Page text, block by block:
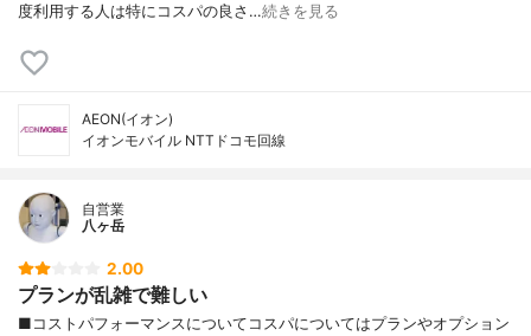
度利用する人は特にコスパの良さ…続きを見る
AEON(イオン)
イオンモバイル NTTドコモ回線
自営業
八ヶ岳
2.00
プランが乱雑で難しい
■コストパフォーマンスについてコスパについてはプランやオプション